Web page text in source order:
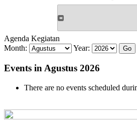
Agenda Kegiatan
Month:
Year:
Events in Agustus 2026
There are no events scheduled